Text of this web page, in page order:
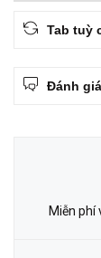
Tab tuỳ
Đánh giá
Miễn phí